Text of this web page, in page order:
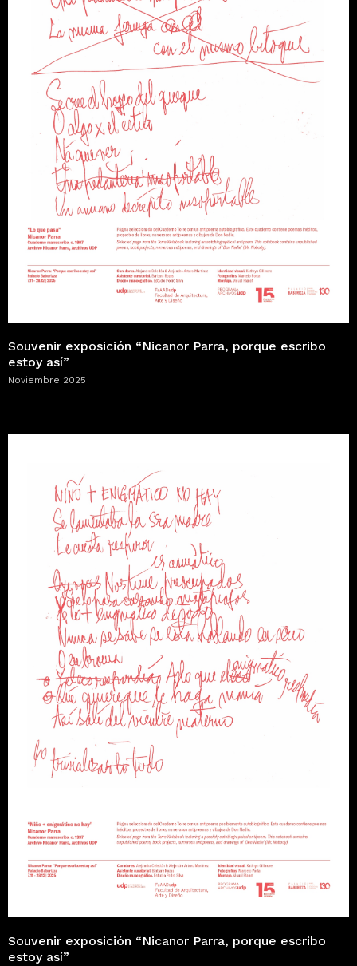
Souvenir exposición “Nicanor Parra, porque escribo
estoy así”
Noviembre 2025
Souvenir exposición “Nicanor Parra, porque escribo
estoy así”